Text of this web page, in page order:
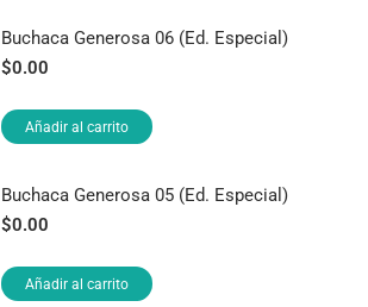
Buchaca Generosa 06 (Ed. Especial)
$0.00
Añadir al carrito
Buchaca Generosa 05 (Ed. Especial)
$0.00
Añadir al carrito